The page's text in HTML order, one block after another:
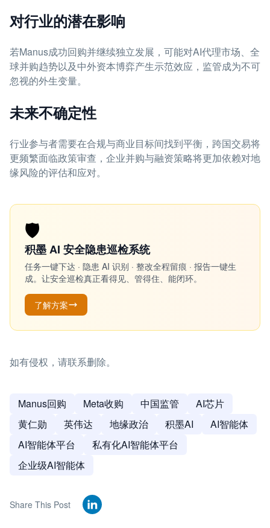
对行业的潜在影响
若Manus成功回购并继续独立发展，可能对AI代理市场、全
球并购趋势以及中外资本博弈产生示范效应，监管成为不可
忽视的外生变量。
未来不确定性
行业参与者需要在合规与商业目标间找到平衡，跨国交易将
更频繁面临政策审查，企业并购与融资策略将更加依赖对地
缘风险的评估和应对。
🛡️
积墨 AI 安全隐患巡检系统
任务一键下达 · 隐患 AI 识别 · 整改全程留痕 · 报告一键生
成。让安全巡检真正看得见、管得住、能闭环。
了解方案
如有侵权，请联系删除。
Manus回购 Meta收购 中国监管
AI芯片
黄仁勋
英伟达 地缘政治 积墨AI
AI智能体
AI智能体平台
私有化AI智能体平台
企业级AI智能体
Share This Post